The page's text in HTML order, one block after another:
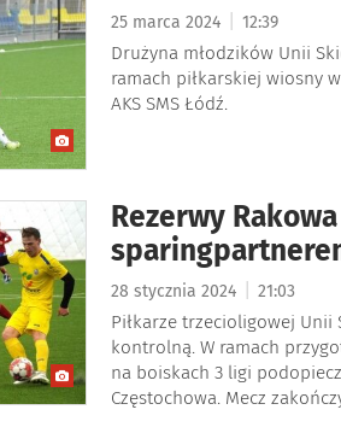
25 marca 2024 12:39
Drużyna młodzików Unii
ramach piłkarskiej wiosny
AKS SMS Łódź.
Rezerwy
28 stycznia 2024 21:03
Piłkarze trzecioligowej
kontrolną. W ramach
na boiskach 3 ligi
Częstochowa. Mecz